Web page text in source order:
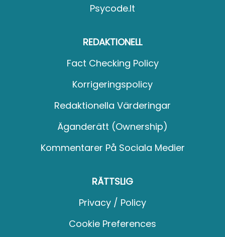
Psycode.it
REDAKTIONELL
Fact Checking Policy
Korrigeringspolicy
Redaktionella Värderingar
Äganderätt (Ownership)
Kommentarer På Sociala Medier
RÄTTSLIG
Privacy / Policy
Cookie Preferences